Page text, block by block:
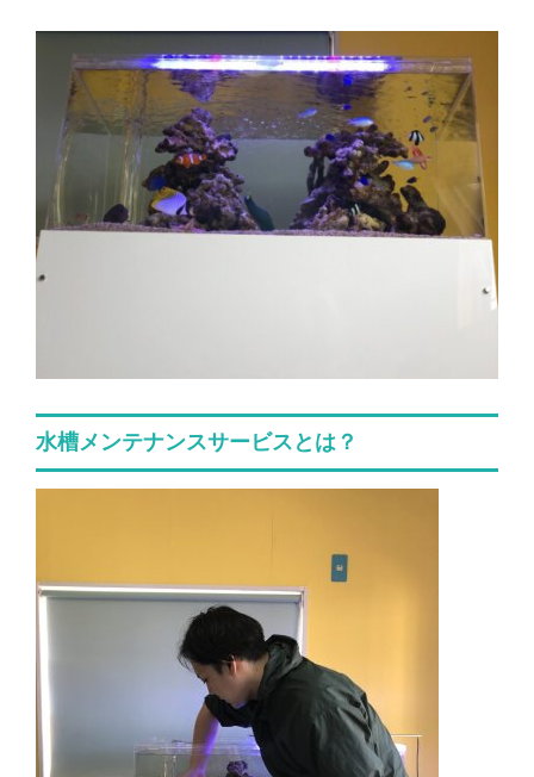
水槽メンテナンスサービスとは？